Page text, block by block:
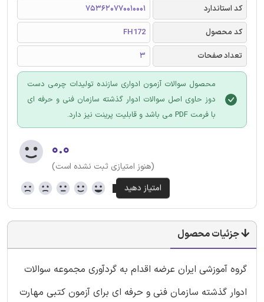
کد استاندارد
753620770010001
کد محصول
FH172
تعداد صفحات
3
محصول سوالات آزمون ادواری سازنده تولیدات چرمی دست
دوز حاوی اصل سوالات ادوار گذشته سازمان فنی و حرفه ای
با فرمت PDF می باشد و قابلیت پرینت نیز دارد.
۰.۰
(هنوز امتیازی ثبت نشده است)
جزئیات محصول
گروه آموزشی ایران عرضه اقدام به گردآوری مجموعه سوالات
ادوار گذشته سازمان فنی و حرفه ای برای آزمون کتبی مهارت